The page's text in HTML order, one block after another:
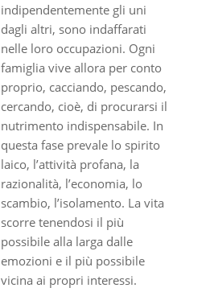
indipendentemente gli uni
dagli altri, sono indaffarati
nelle loro occupazioni. Ogni
famiglia vive allora per conto
proprio, cacciando, pescando,
cercando, cioè, di procurarsi il
nutrimento indispensabile. In
questa fase prevale lo spirito
laico, l’attività profana, la
razionalità, l’economia, lo
scambio, l’isolamento. La vita
scorre tenendosi il più
possibile alla larga dalle
emozioni e il più possibile
vicina ai propri interessi.